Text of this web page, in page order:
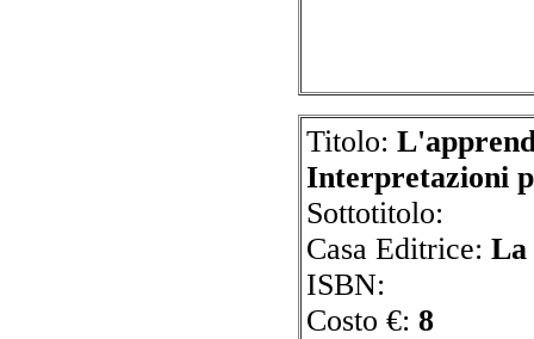
Titolo:
Interpretazioni
Sottotitolo:
Casa Editrice:
ISBN:
Costo €:8